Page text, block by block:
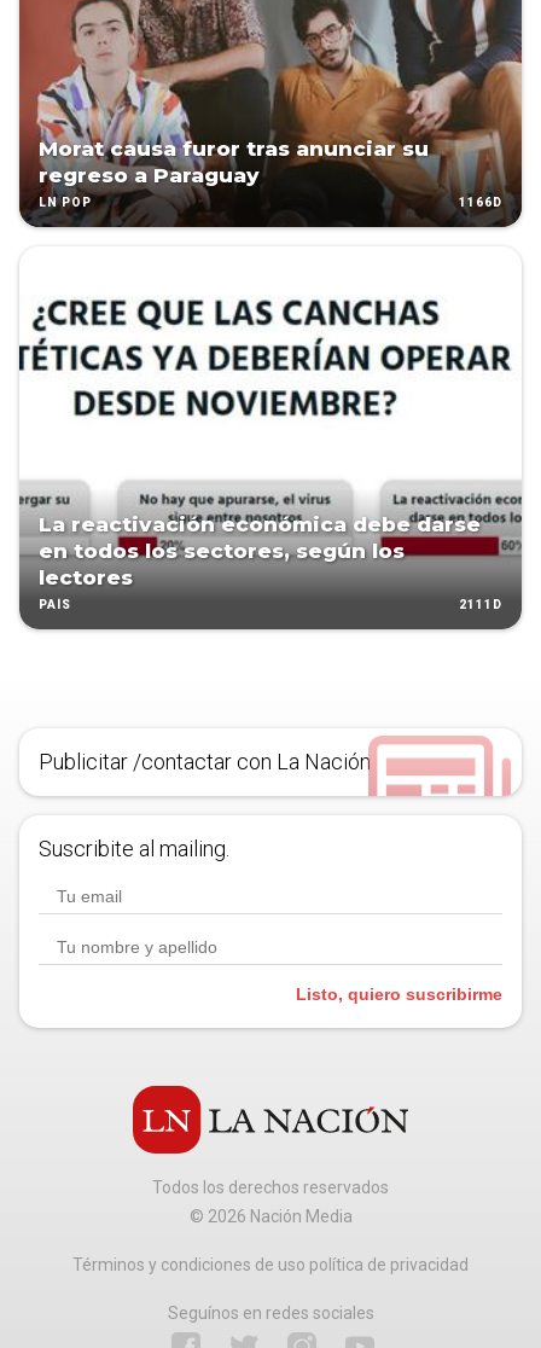
Morat causa furor tras anunciar su
regreso a Paraguay
LN POP 1166D
La reactivación económica debe darse
en todos los sectores, según los
lectores
PAÍS 2111D
Publicitar /contactar con La Nación
Suscribite al mailing.
Listo, quiero suscribirme
Todos los derechos reservados
© 2026 Nación Media
Términos y condiciones de uso política de privacidad
Seguínos en redes sociales